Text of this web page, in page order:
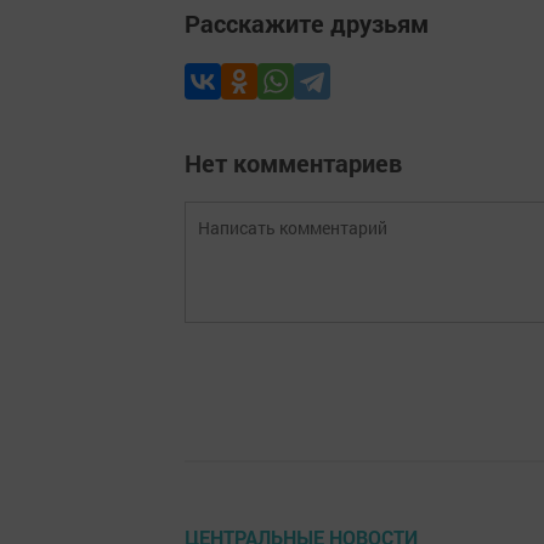
Расскажите друзьям
Нет комментариев
ЦЕНТРАЛЬНЫЕ НОВОСТИ